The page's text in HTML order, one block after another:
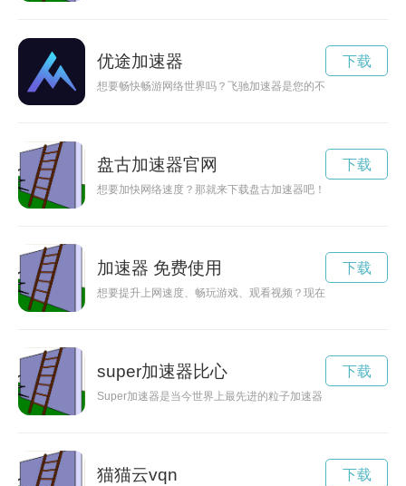
优途加速器
想要畅快畅游网络世界吗？飞驰加速器是您的不二选择！免费
下载
盘古加速器官网
想要加快网络速度？那就来下载盘古加速器吧！本文将为您提
下载
加速器 免费使用
想要提升上网速度、畅玩游戏、观看视频？现在有个好消息！
下载
super加速器比心
Super加速器是当今世界上最先进的粒子加速器，具有巨大的
下载
猫猫云vqn 下载